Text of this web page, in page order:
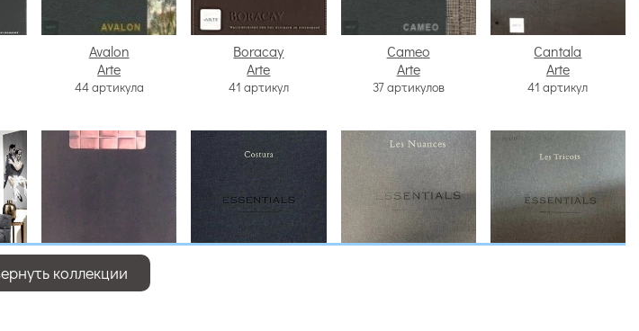
Avalon
Arte
44 артикула
Boracay
Arte
41 артикул
Cameo
Arte
37 артикулов
Cantala
Arte
41 артикул
Enigma
Arte
коллекции